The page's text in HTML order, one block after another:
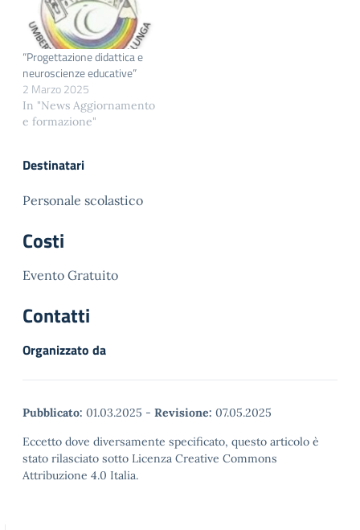
“Progettazione didattica e
neuroscienze educative”
2 Marzo 2025
In "News Aggiornamento
e formazione"
Destinatari
Personale scolastico
Costi
Evento Gratuito
Contatti
Organizzato da
Pubblicato: 01.03.2025 - Revisione: 07.05.2025
Eccetto dove diversamente specificato, questo articolo è
stato rilasciato sotto Licenza Creative Commons
Attribuzione 4.0 Italia.